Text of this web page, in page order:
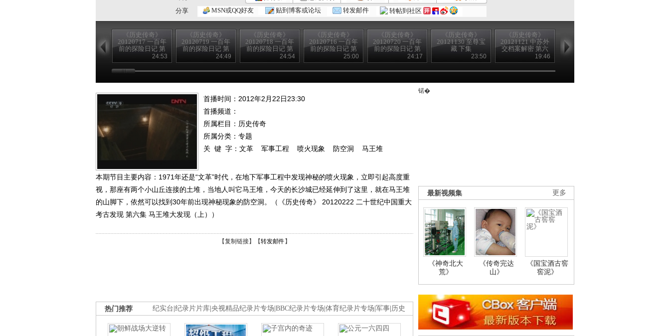
分享
MSN或QQ好友 贴到博客或论坛 转发邮件 转帖到社区
《历史传奇》
20120717 一百年
前的探险日记 第
四集 沙埋宝藏
（下）
24:53
《历史传奇》
20120719 一百年
前的探险日记 第
八集 为歌者留影
（下）
24:49
《历史传奇》
20120718 一百年
前的探险日记 第
六集 生死大漠
（下）
24:54
《历史传奇》
20120716 一百年
前的探险日记 第
二集 古道谍影
（下）
25:00
《历史传奇》
20120720 一百年
前的探险日记 第
十集 老城记忆
（下）
24:17
《历史传奇》
20121130 至尊宝
藏 下集
23:50
《历史传奇》
20121121 中苏外
交档案解密 第六
集 歃血为盟
（下）
19:46
20121119 中苏外
交档案解密 第二
集 斯大林的选择
首播时间：2012年2月22日23:30
首播频道：
所属栏目： 历史传奇
所属分类：专题
关 键 字： 文革 军事工程 喷火现象 防空洞 马王堆
本期节目主要内容：1971年还是“文革”时代，在地下军事工程中发现神秘的喷火现象，立即引起高度重
视，那座有两个小山丘连接的土堆，当地人叫它马王堆，今天的长沙城已经延伸到了这里，就在马王堆
的山脚下，依然可以找到30年前出现神秘现象的防空洞。（《历史传奇》 20120222 二十世纪中国重大
考古发现 第六集 马王堆大发现（上））
【复制链接】【转发邮件 】
纪实台 纪录片片库 央视精品纪录片专场 BBC纪录片专场 体育纪录片专场 军事 历史
热门推荐
锘�
更多
最新视频集
《神奇北大
荒》
《传奇完达
山》
《国宝酒古窖
窖泥》